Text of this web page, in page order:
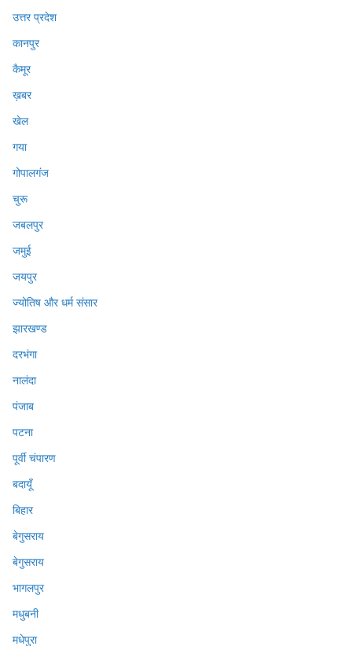
उत्तर प्रदेश
कानपुर
कैमूर
ख़बर
खेल
गया
गोपालगंज
चुरू
जबलपुर
जमुई
जयपुर
ज्योतिष और धर्म संसार
झारखण्ड
दरभंगा
नालंदा
पंजाब
पटना
पूर्वी चंपारण
बदायूँ
बिहार
बेगुसराय
बेगुसराय
भागलपुर
मधुबनी
मधेपुरा